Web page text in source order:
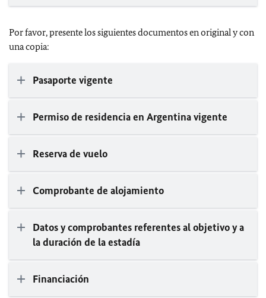
Por favor, presente los siguientes documentos en original y con
una copia:
Pasaporte vigente
Permiso de residencia en Argentina vigente
Reserva de vuelo
Comprobante de alojamiento
Datos y comprobantes referentes al objetivo y a
la duración de la estadía
Financiación